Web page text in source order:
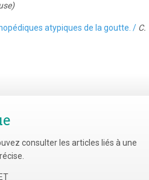
atypiques de la goutte. / C.
consulter les articles liés à une